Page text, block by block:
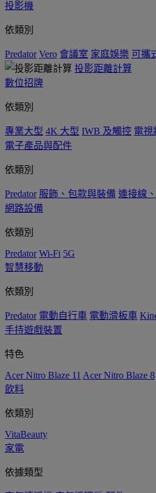
投影機
依類別
Predator Vero 會議室 家庭娛樂 可攜
投影距離計算
數位招牌
依類別
專業大型 4K 大型 IWB 及觸控 電視
電子產品與配件
依類別
Predator 服飾、包款與裝備 連接線
網路設備
依類別
Predator Wi-Fi 5G
智慧移動
依類別
Predator 電動自行車 電動滑板車
手持遊戲裝置
特色
Acer Nitro Blaze 11 Acer Nitro Blaze 8
飲料
依類別
VitaBeauty
家電
依據類型